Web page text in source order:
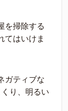
を掃除する
てはいけま
ガティブな
り、明るい